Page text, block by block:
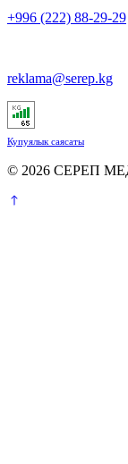
+996 (222) 88-29-29
reklama@serep.kg
Купуялык саясаты
© 2026 СЕРЕП